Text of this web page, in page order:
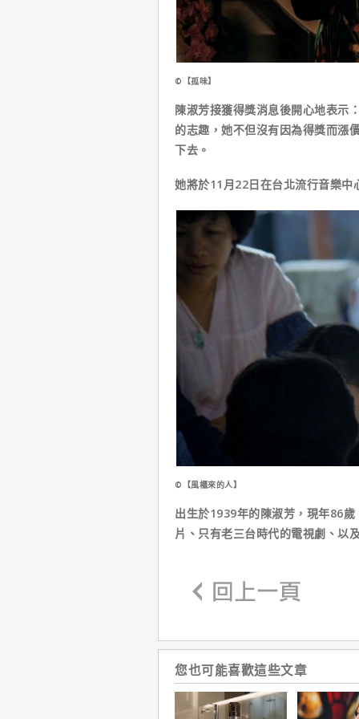
©【孤味】
陳淑芳接獲得獎消息後開心地表示
的志趣，她不但沒有因為得獎而漲
下去。
她將於11月22日在台北流行音樂
©【風櫃來的人】
出生於1939年的陳淑芳，現年86
片、只有老三台時代的電視劇、以
您也可能喜歡這些文章